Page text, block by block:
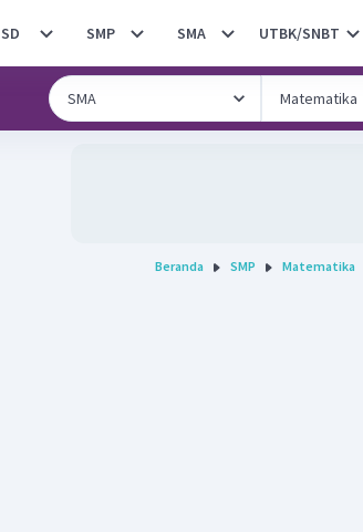
SD SMP SMA UTBK/SNBT
Beranda SMP Matematika